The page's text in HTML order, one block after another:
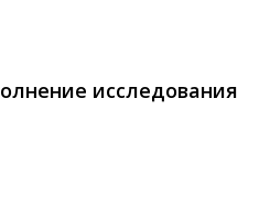
исследования